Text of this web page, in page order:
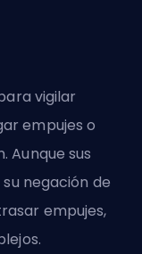
vigilar
empujes o
Aunque sus
negación de
empujes,